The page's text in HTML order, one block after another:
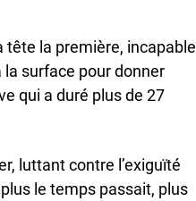
tête la première, incapable
surface pour donner
qui a duré plus de 27
luttant contre l’exiguïté
le temps passait, plus